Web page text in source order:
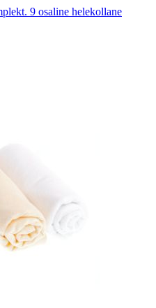
9 osaline helekollane